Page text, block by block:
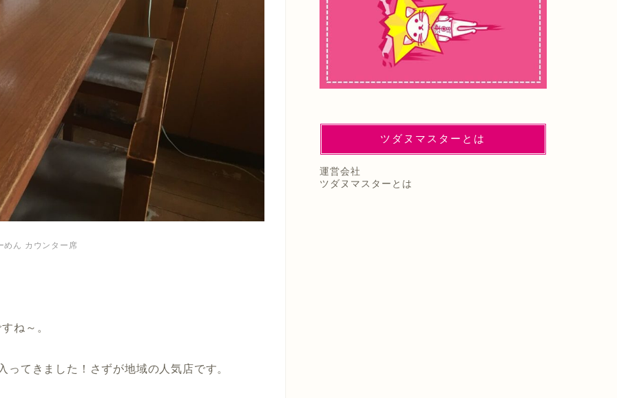
めん カウンター席
ね～。
てきました！さずが地域の人気店です。
ツダヌマスターとは
運営会社
ツダヌマスターとは